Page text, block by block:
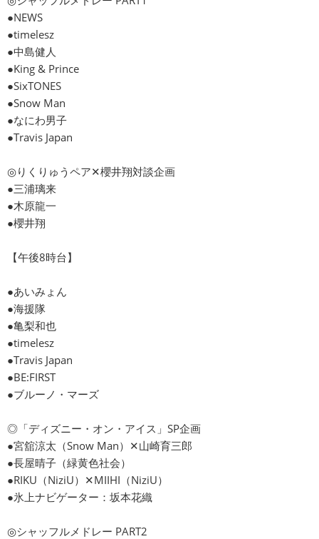
●NEWS
●timelesz
●中島健人
●King & Prince
●SixTONES
●Snow Man
●なにわ男子
●Travis Japan
◎りくりゅうペア✕櫻井翔対談企画
●三浦璃来
●木原龍一
●櫻井翔
【午後8時台】
●あいみょん
●海援隊
●亀梨和也
●timelesz
●Travis Japan
●BE:FIRST
●ブルーノ・マーズ
◎「ディズニー・オン・アイス」SP企画
●宮舘涼太（Snow Man）✕山崎育三郎
●長屋晴子（緑黄色社会）
●RIKU（NiziU）✕MIIHI（NiziU）
●氷上ナビゲーター：坂本花織
◎シャッフルメドレー PART2